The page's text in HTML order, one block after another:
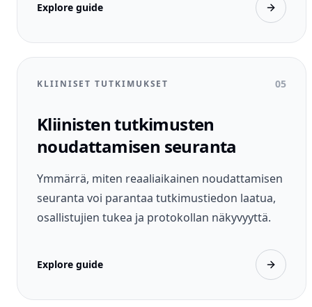
Explore guide
KLIINISET TUTKIMUKSET 05
Kliinisten tutkimusten
noudattamisen seuranta
Ymmärrä, miten reaaliaikainen noudattamisen
seuranta voi parantaa tutkimustiedon laatua,
osallistujien tukea ja protokollan näkyvyyttä.
Explore guide